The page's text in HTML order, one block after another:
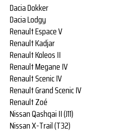
Dacia Dokker
Dacia Lodgy
Renault Espace V
Renault Kadjar
Renault Koleos II
Renault Megane IV
Renault Scenic IV
Renault Grand Scenic IV
Renault Zoé
Nissan Qashqai II (J11)
Nissan X-Trail (T32)